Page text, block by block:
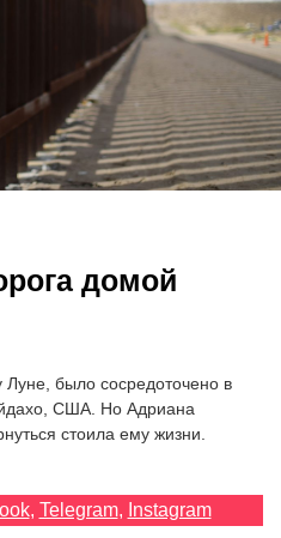
домой
было сосредоточено в
США. Но Адриана
стоила ему жизни.
, Telegram, Instagram